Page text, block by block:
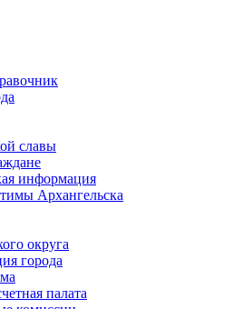
славы
информация
Архангельска
округа
города
палата